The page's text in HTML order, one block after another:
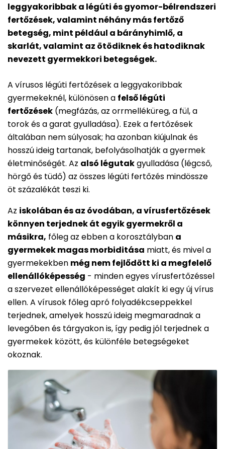
leggyakoribbak a légúti és gyomor-bélrendszeri
fertőzések, valamint néhány más fertőző
betegség, mint például a bárányhimlő, a
skarlát, valamint az ötödiknek és hatodiknak
nevezett gyermekkori betegségek.
A vírusos légúti fertőzések a leggyakoribbak
gyermekeknél, különösen a felső légúti
fertőzések (megfázás, az orrmelléküreg, a fül, a
torok és a garat gyulladása). Ezek a fertőzések
általában nem súlyosak; ha azonban kiújulnak és
hosszú ideig tartanak, befolyásolhatják a gyermek
életminőségét. Az alsó légutakgyulladása (légcső,
hörgő és tüdő) az összes légúti fertőzés mindössze
öt százalékát teszi ki.
Az iskolában és az óvodában, a vírusfertőzések
könnyen terjednek át egyik gyermekről a
másikra, főleg az ebben a korosztályban a
gyermekek magas morbiditása miatt, és mivel a
gyermekekben még nem fejlődött ki a megfelelő
ellenállóképesség - minden egyes vírusfertőzéssel
a szervezet ellenállóképességet alakít ki egy új vírus
ellen. A vírusok főleg apró folyadékcseppekkel
terjednek, amelyek hosszú ideig megmaradnak a
levegőben és tárgyakon is, így pedig jól terjednek a
gyermekek között, és különféle betegségeket
okoznak.